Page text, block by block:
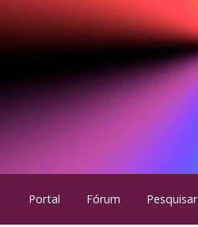
Portal Fórum Pesquisar